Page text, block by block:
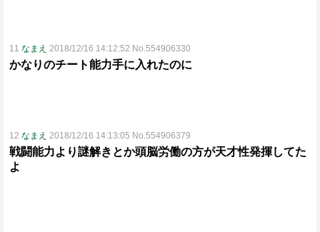
11 なまえ 2018/12/16 14:12:52 No.554906330
かなりのチート能力手に入れたのに
12 なまえ 2018/12/16 14:13:05 No.554906379
戦闘能力より謎解きとか頭脳労働の方が天才性発揮してた
よ